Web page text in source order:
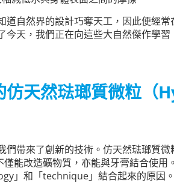
道自然界的設計巧奪天工，因此便經
天，我們正在向這些大自然傑作學習
天然琺瑯質微粒（
帶來了創新的技術。仿天然琺瑯質微
能改造礦物質，亦能與牙膏結合使用
」和「technique」結合起來的原因。